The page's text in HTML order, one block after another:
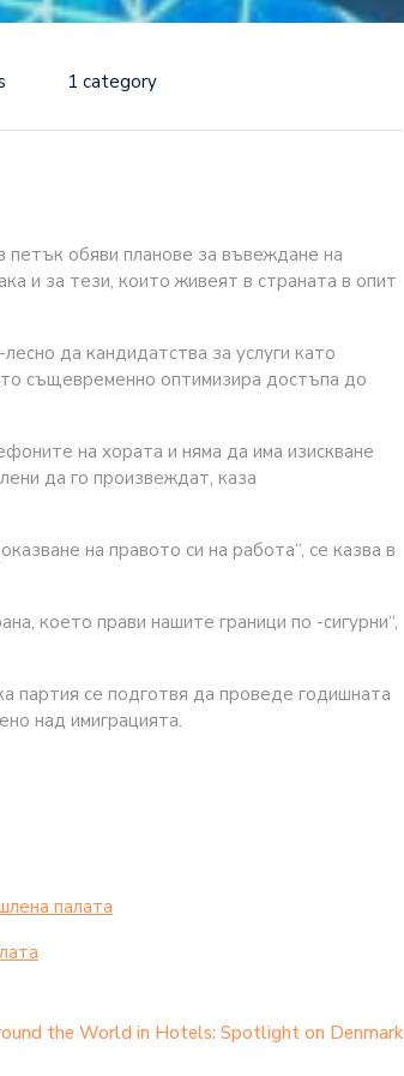
1 category
обяви планове за въвеждане на
и за тези, които живеят в страната в опит
да кандидатства за услуги като
същевременно оптимизира достъпа до
на хората и няма да има изискване
да го произвеждат, каза
на правото си на работа“, се казва в
което прави нашите граници по -сигурни“,
партия се подготвя да проведе годишната
над имиграцията.
палaта
the World in Hotels: Spotlight on Denmark